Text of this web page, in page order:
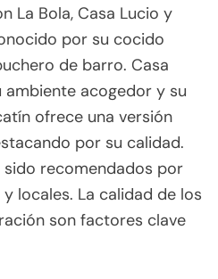
La Bola, Casa Lucio y
por su cocido
de barro. Casa
acogedor y su
ofrece una versión
por su calidad.
recomendados por
locales. La calidad de los
son factores clave